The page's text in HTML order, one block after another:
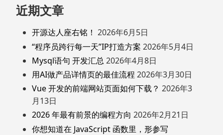
近期文章
开源达人座右铭！ 2026年6月5日
“程序员跨行每一天”IP打造方案 2026年5月4日
Mysql语句 开发汇总 2026年4月8日
用AI做产品详情页的最佳流程 2026年3月30日
Vue 开发的前端网站页面如何下载？ 2026年3
月13日
2026 年最有前景的编程方向 2026年2月21日
你想知道在 JavaScript 函数里，形参写